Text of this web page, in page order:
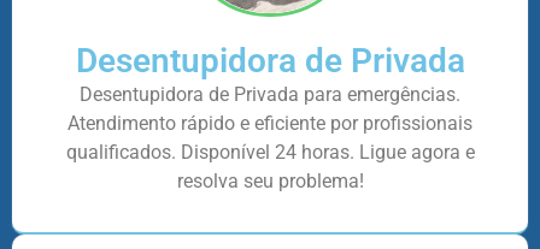
Desentupidora de Privada
Desentupidora de Privada para emergências.
Atendimento rápido e eficiente por profissionais
qualificados. Disponível 24 horas. Ligue agora e
resolva seu problema!